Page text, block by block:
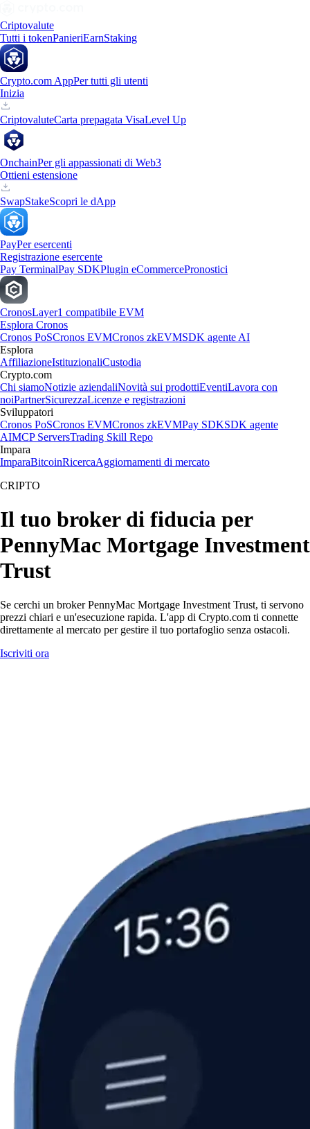
Criptovalute
Tutti i tokenPanieriEarnStaking
Crypto.com AppPer tutti gli utenti
Inizia
CriptovaluteCarta prepagata VisaLevel Up
OnchainPer gli appassionati di Web3
Ottieni estensione
SwapStakeScopri le dApp
PayPer esercenti
Registrazione esercente
Pay TerminalPay SDKPlugin eCommercePronostici
CronosLayer1 compatibile EVM
Esplora Cronos
Cronos PoSCronos EVMCronos zkEVMSDK agente AI
Esplora
AffiliazioneIstituzionaliCustodia
Crypto.com
Chi siamoNotizie aziendaliNovità sui prodottiEventiLavora con
noiPartnerSicurezzaLicenze e registrazioni
Sviluppatori
Cronos PoSCronos EVMCronos zkEVMPay SDKSDK agente
AIMCP ServersTrading Skill Repo
Impara
ImparaBitcoinRicercaAggiornamenti di mercato
CRIPTO
Il tuo broker di fiducia per
PennyMac Mortgage Investment
Trust
Se cerchi un broker PennyMac Mortgage Investment Trust, ti servono
prezzi chiari e un'esecuzione rapida. L'app di Crypto.com ti connette
direttamente al mercato per gestire il tuo portafoglio senza ostacoli.
Iscriviti ora